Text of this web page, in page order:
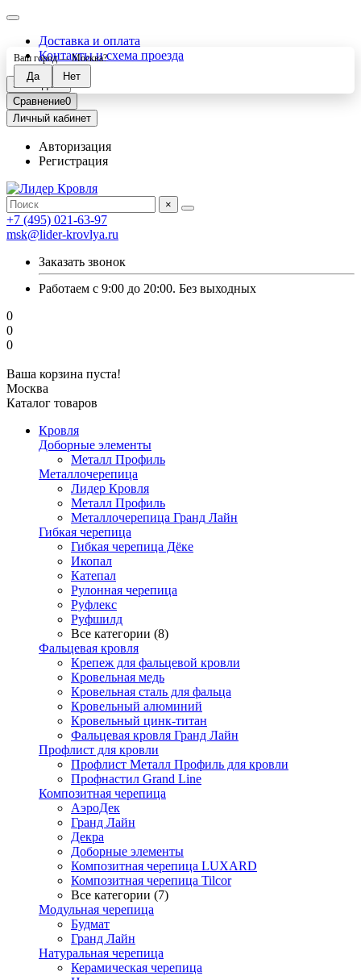
Доставка и оплата
Контакты и схема проезда
Закладки0
Сравнение0
Личный кабинет
Авторизация
Регистрация
×
+7 (495) 021-63-97
msk@lider-krovlya.ru
Заказать звонок
Работаем с 9:00 до 20:00. Без выходных
0
0
0
Ваша корзина пуста!
Москва
Ваш город —Москва?
Каталог товаров
Кровля
Доборные элементы
Металл Профиль
Металлочерепица
Лидер Кровля
Металл Профиль
Металлочерепица Гранд Лайн
Гибкая черепица
Гибкая черепица Дёке
Икопал
Катепал
Рулонная черепица
Руфлекс
Руфшилд
Все категории (8)
Фальцевая кровля
Крепеж для фальцевой кровли
Кровельная медь
Кровельная сталь для фальца
Кровельный алюминий
Кровельный цинк-титан
Фальцевая кровля Гранд Лайн
Профлист для кровли
Профлист Металл Профиль для кровли
Профнастил Grand Line
Композитная черепица
АэроДек
Гранд Лайн
Декра
Доборные элементы
Композитная черепица LUXARD
Композитная черепица Tilcor
Все категории (7)
Модульная черепица
Будмат
Гранд Лайн
Натуральная черепица
Керамическая черепица